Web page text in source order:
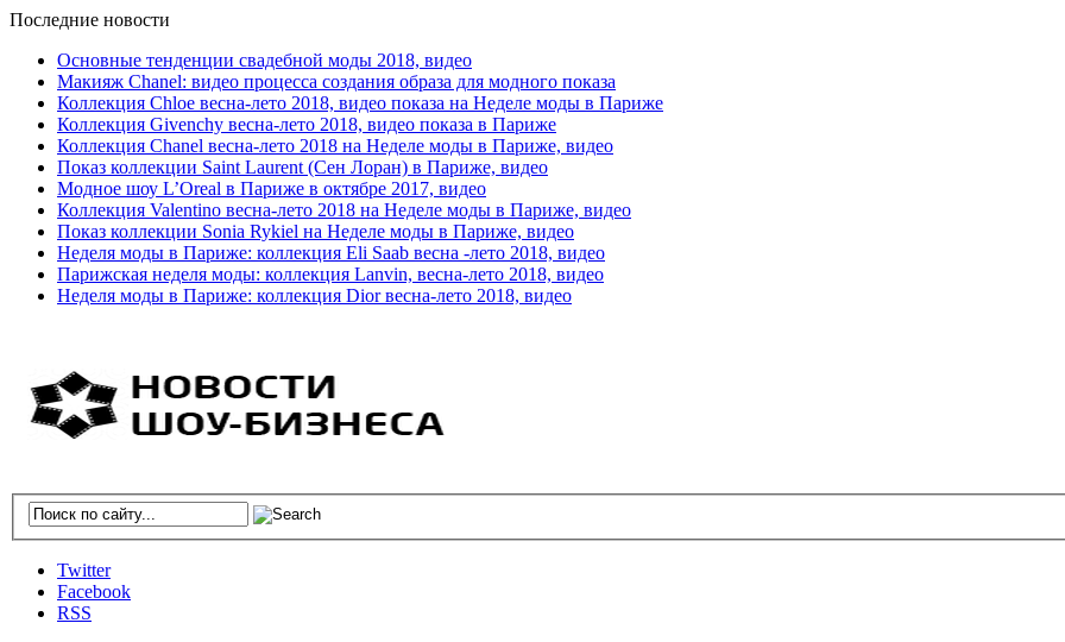
Последние новости
Основные тенденции свадебной моды 2018, видео
Макияж Chanel: видео процесса создания образа для модного показа
Коллекция Chloe весна-лето 2018, видео показа на Неделе моды в Париже
Коллекция Givenchy весна-лето 2018, видео показа в Париже
Коллекция Chanel весна-лето 2018 на Неделе моды в Париже, видео
Показ коллекции Saint Laurent (Сен Лоран) в Париже, видео
Модное шоу L’Oreal в Париже в октябре 2017, видео
Коллекция Valentino весна-лето 2018 на Неделе моды в Париже, видео
Показ коллекции Sonia Rykiel на Неделе моды в Париже, видео
Неделя моды в Париже: коллекция Eli Saab весна -лето 2018, видео
Парижская неделя моды: коллекция Lanvin, весна-лето 2018, видео
Неделя моды в Париже: коллекция Dior весна-лето 2018, видео
Twitter
Facebook
RSS